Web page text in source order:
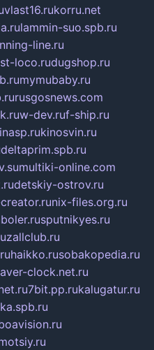
vlast16.rukorru.net
lammin-suo.spb.ru
line.ru
loco.rudugshop.ru
mymubaby.ru
rusgosnews.com
w-dev.ruf-ship.ru
kinosvin.ru
deltaprim.spb.ru
multiki-online.com
detskiy-ostrov.ru
nix-files.org.ru
sputnikyes.ru
zallclub.ru
haikko.rusobakopedia.ru
clock.net.ru
7bit.pp.rukalugatur.ru